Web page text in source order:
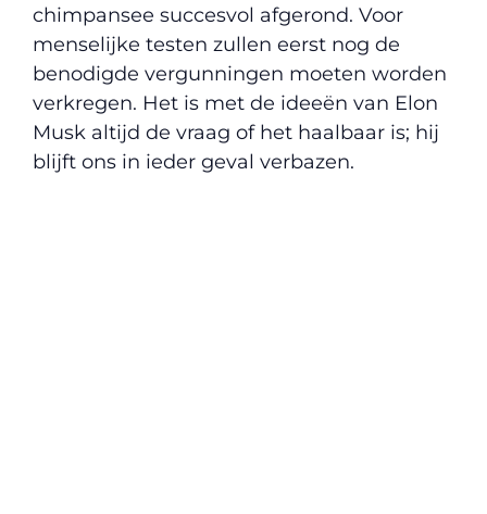
chimpansee succesvol afgerond. Voor
menselijke testen zullen eerst nog de
benodigde vergunningen moeten worden
verkregen. Het is met de ideeën van Elon
Musk altijd de vraag of het haalbaar is; hij
blijft ons in ieder geval verbazen.